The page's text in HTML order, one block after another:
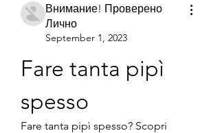
Внимание! Проверено
Лично
September 1, 2023
Fare tanta pipì
spesso
Fare tanta pipì spesso? Scopri